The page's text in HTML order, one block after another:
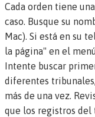
Cada orden tiene
caso. Busque su
Mac). Si está en su
la página" en el
Intente buscar
diferentes
más de una vez.
que los registros del